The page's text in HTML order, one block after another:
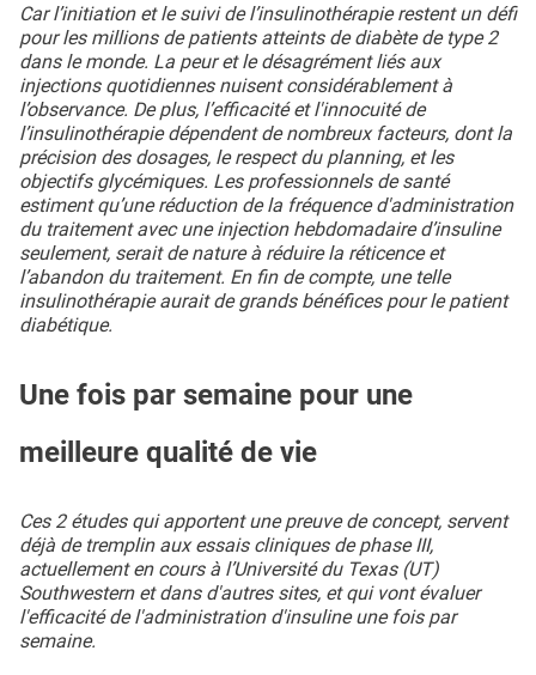
Car l’initiation et le suivi de l’insulinothérapie restent un défi
pour les millions de patients atteints de diabète de type 2
dans le monde. La peur et le désagrément liés aux
injections quotidiennes nuisent considérablement à
l’observance. De plus, l’efficacité et l'innocuité de
l’insulinothérapie dépendent de nombreux facteurs, dont la
précision des dosages, le respect du planning, et les
objectifs glycémiques. Les professionnels de santé
estiment qu’une réduction de la fréquence d'administration
du traitement avec une injection hebdomadaire d’insuline
seulement, serait de nature à réduire la réticence et
l’abandon du traitement. En fin de compte, une telle
insulinothérapie aurait de grands bénéfices pour le patient
diabétique.
Une fois par semaine pour une
meilleure qualité de vie
Ces 2 études qui apportent une preuve de concept, servent
déjà de tremplin aux essais cliniques de phase III,
actuellement en cours à l’Université du Texas (UT)
Southwestern et dans d'autres sites, et qui vont évaluer
l'efficacité de l'administration d'insuline une fois par
semaine.